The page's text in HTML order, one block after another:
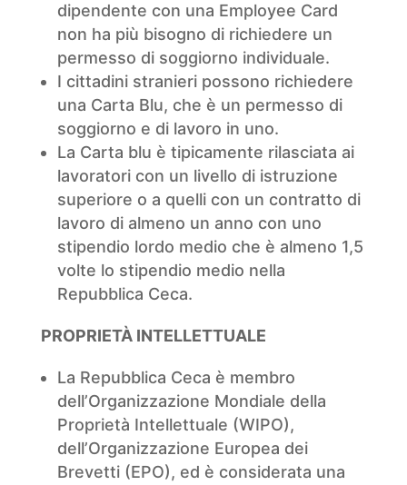
dipendente con una Employee Card
non ha più bisogno di richiedere un
permesso di soggiorno individuale.
I cittadini stranieri possono richiedere
una Carta Blu, che è un permesso di
soggiorno e di lavoro in uno.
La Carta blu è tipicamente rilasciata ai
lavoratori con un livello di istruzione
superiore o a quelli con un contratto di
lavoro di almeno un anno con uno
stipendio lordo medio che è almeno 1,5
volte lo stipendio medio nella
Repubblica Ceca.
PROPRIETÀ INTELLETTUALE
La Repubblica Ceca è membro
dell’Organizzazione Mondiale della
Proprietà Intellettuale (WIPO),
dell’Organizzazione Europea dei
Brevetti (EPO), ed è considerata una